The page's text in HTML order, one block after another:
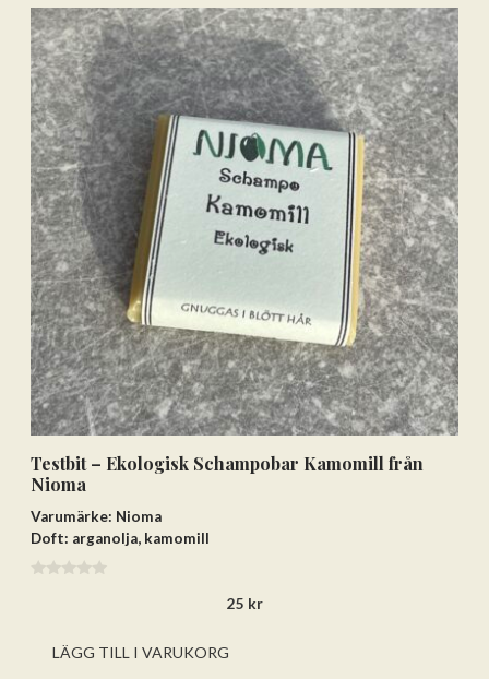
Testbit – Ekologisk Schampobar Kamomill från
Nioma
Varumärke: Nioma
Doft: arganolja, kamomill
25 kr
LÄGG TILL I VARUKORG